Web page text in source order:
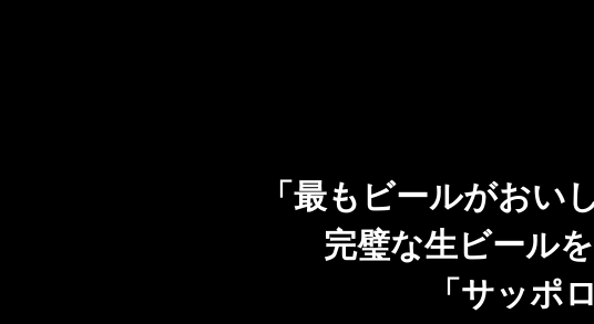
「最もビールがおい
完璧な生ビール
「サッポ